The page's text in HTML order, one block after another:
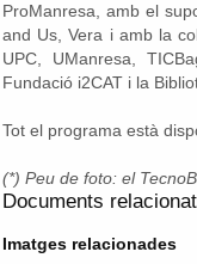
ProManresa, amb el
and Us, Vera i amb la
UPC, UManresa,
Fundació i2CAT i la
Tot el programa està
(*) Peu de foto: el
Documents
Imatges relacionades